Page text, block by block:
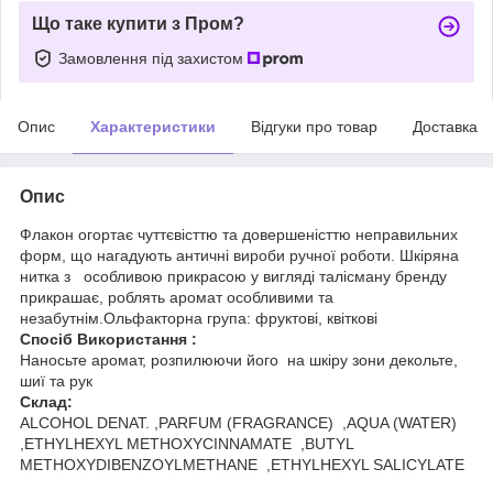
Що таке купити з Пром?
Замовлення під захистом
Опис Характеристики Відгуки про товар Доставка
Опис
Флакон огортає чуттєвісттю та довершеністтю неправильних
форм, що нагадують античні вироби ручної роботи. Шкіряна
нитка з особливою прикрасою у вигляді талісману бренду
прикрашає, роблять аромат особливими та
незабутнім.Ольфакторна група: фруктові, квіткові
Спосіб Використання :
Наносьте аромат, розпилюючи його на шкіру зони декольте,
шиї та рук
Склад:
ALCOHOL DENAT. ,PARFUM (FRAGRANCE) ,AQUA (WATER)
,ETHYLHEXYL METHOXYCINNAMATE ,BUTYL
METHOXYDIBENZOYLMETHANE ,ETHYLHEXYL SALICYLATE